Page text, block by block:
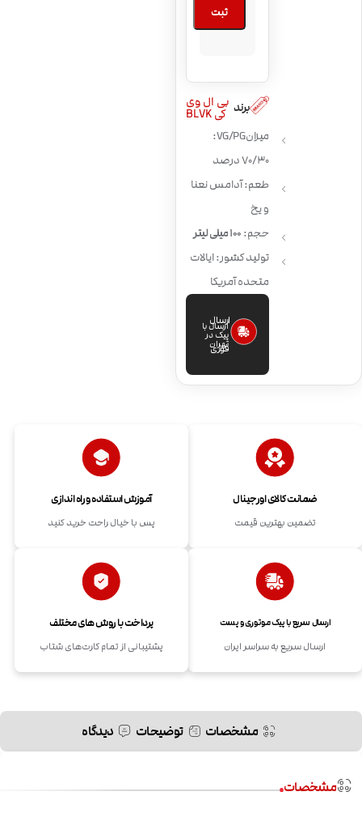
ثبت
برند بی ال وی
کی BLVK
میزان VG/PG:
70/30 درصد
طعم: آدامس نعنا
و یخ
حجم: 100 میلی لیتر
تولید کشور: ایالات
متحده آمریکا
ارسال
فوری
ارسال با
پیک در
تهران
ضمانت کالای اورجینال
تضمین بهترین قیمت
آموزش استفاده و راه اندازی
پس با خیال راحت خرید کنید
ارسال سریع با پیک موتوری و پست
ارسال سریع به سراسر ایران
پرداخت با روش های مختلف
پشتیبانی از تمام کارت‌های شتاب
مشخصات توضیحات دیدگاه
مشخصات